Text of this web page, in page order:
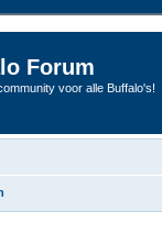
Forum
voor alle Buffalo's!